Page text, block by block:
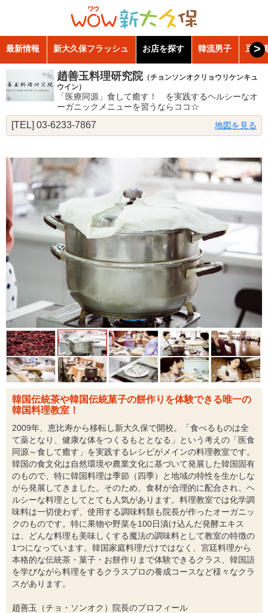
最新情報 新大久保フラッシュ お店を探す 韓流男子 豆知
>
趙善玉料理研究院（チョンソンオクリョウリケンキュ
ウイン）
「医療同源」食して癒す！ を実践するヘルシーなオ
ーガニックメニューを習うならココ☆
[TEL] 03-6233-7867 地図を見る
韓国伝統茶や韓国伝統菓子の餅作りを体験できる唯一の
韓国料理教室！
2009年、恵比寿から移転し新大久保で開校。「食べるものは全
て薬となり、健康な体をつくるもととなる」という考えの「医食
同源～食して癒す」を実践するレシピがメインの料理教室です。
韓国の食文化は自然環境や農業文化に基づいて発展した韓国固有
のもので、特に韓国料理は季節（四季）と地域の特性を生かしな
がら発展してきました。そのため、食材が合理的に配合され、ヘ
ルシーな料理としてとても人気があります。料理教室では化学調
味料は一切使わず、使用する調味料類も院長が作ったオーガニッ
クのものです。特に果物や野菜を100日漬け込んだ発酵エキス
は、どんな料理も美味しくする魔法の調味料として教室の特徴の
1つになっています。韓国家庭料理だけではなく、宮廷料理から
本格的な伝統茶・菓子・お餅作りまで体験できるクラス、韓国語
を学びながら料理をするクラスプロの養成コースなど様々なクラ
スがあります。
趙善玉（チョ・ソンオク）院長のプロフィール